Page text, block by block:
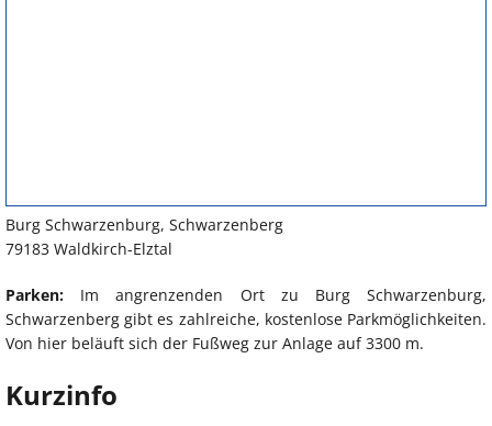
Burg Schwarzenburg, Schwarzenberg
79183 Waldkirch-Elztal
Parken: Im angrenzenden Ort zu Burg Schwarzenburg,
Schwarzenberg gibt es zahlreiche, kostenlose Parkmöglichkeiten.
Von hier beläuft sich der Fußweg zur Anlage auf 3300 m.
Kurzinfo